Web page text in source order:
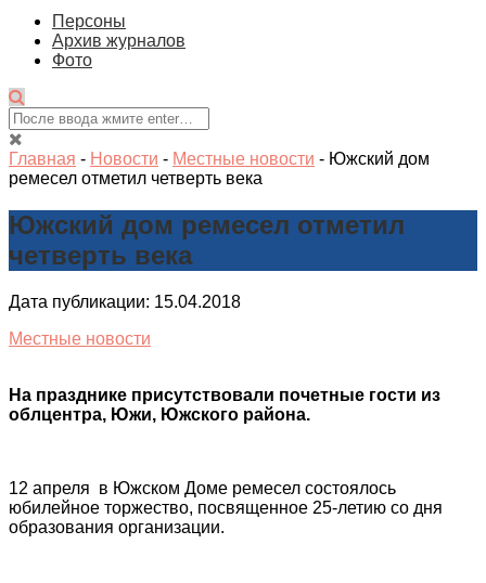
Персоны
Архив журналов
Фото
Главная - Новости - Местные новости - Южский дом
ремесел отметил четверть века
Южский дом ремесел отметил
четверть века
Дата публикации: 15.04.2018
Местные новости
На празднике присутствовали почетные гости из
облцентра, Южи, Южского района.
12 апреля в Южском Доме ремесел состоялось
юбилейное торжество, посвященное 25-летию со дня
образования организации.